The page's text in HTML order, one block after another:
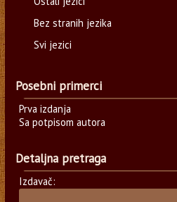
Bez stranih jezika
Svi jezici
Posebni primerci
Prva izdanja
Sa potpisom autora
Detaljna pretraga
Izdavač: